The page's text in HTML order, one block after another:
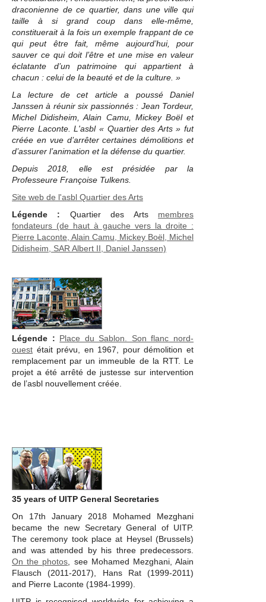
draconienne de ce quartier, dans une ville qui
taille à si grand coup dans elle-même,
constituerait à la fois un exemple frappant de ce
qui peut être fait, même aujourd’hui, pour
sauver ce qui doit l’être et une mise en valeur
éclatante d’un patrimoine qui appartient à
chacun : celui de la beauté et de la culture. »
La lecture de cet article a poussé Daniel
Janssen à réunir six passionnés : Jean Tordeur,
Michel Didisheim, Alain Camu, Mickey Boël et
Pierre Laconte. L'asbl « Quartier des Arts » fut
créée en vue d’arrêter certaines démolitions et
d’assurer l’animation et la défense du quartier.
Depuis 2018, elle est présidée par la
Professeure Françoise Tulkens.
Site web de l'asbl Quartier des Arts
Légende : Quartier des Arts membres
fondateurs (de haut à gauche vers la droite :
Pierre Laconte, Alain Camu, Mickey Boël, Michel
Didisheim, SAR Albert II, Daniel Janssen)
Légende : Place du Sablon. Son flanc nord-
ouest était prévu, en 1967, pour démolition et
remplacement par un immeuble de la RTT. Le
projet a été arrêté de justesse sur intervention
de l’asbl nouvellement créée.
35 years of UITP General Secretaries
On 17th January 2018 Mohamed Mezghani
became the new Secretary General of UITP.
The ceremony took place at Heysel (Brussels)
and was attended by his three predecessors.
On the photos , see Mohamed Mezghani, Alain
Flausch (2011-2017), Hans Rat (1999-2011)
and Pierre Laconte (1984-1999).